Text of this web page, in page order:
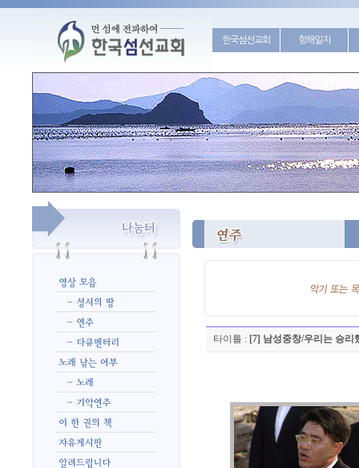
한국섬선교회 항해일지
타이틀 : [7] 남성중창/우리는 승리